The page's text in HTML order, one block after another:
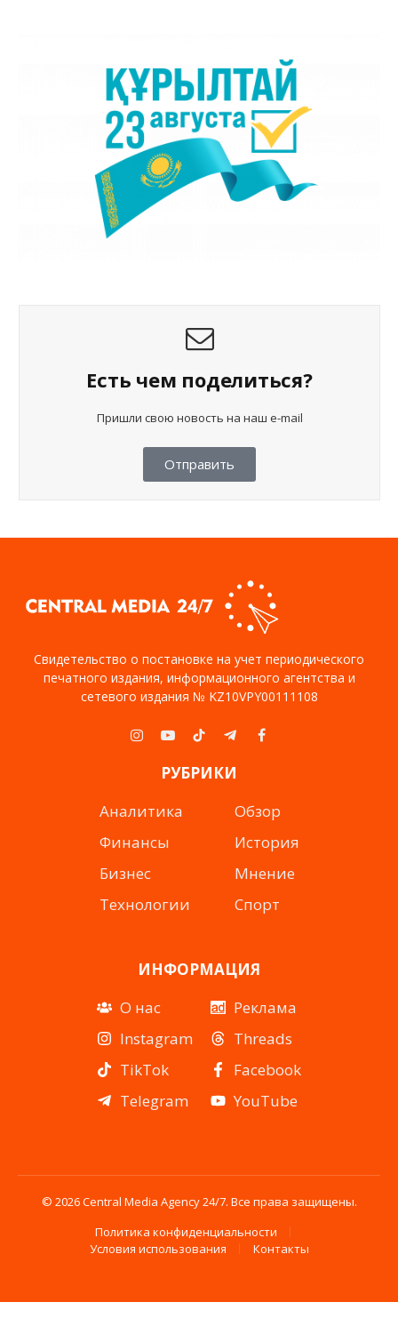
Есть чем поделиться?
Пришли свою новость на наш e-mail
Отправить
Свидетельство о постановке на учет периодического
печатного издания, информационного агентства и
сетевого издания № KZ10VPY00111108
Instagram
YouTubeTikTokTelegramFacebook
РУБРИКИ
Аналитика
Финансы
Бизнес
Технологии
Обзор
История
Мнение
Спорт
ИНФОРМАЦИЯ
О нас
Instagram
TikTok
Telegram
Реклама
Threads
Facebook
YouTube
© 2026 Central Media Agency 24/7. Все права защищены.
Политика конфиденциальности
Условия использования
Контакты